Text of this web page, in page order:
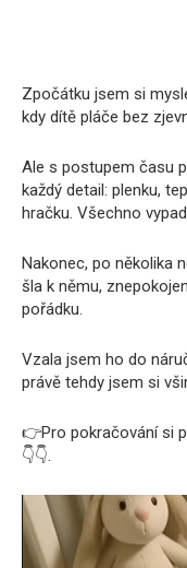
Zpočátku jsem si
kdy dítě pláče bez
Ale s postupem času
každý detail: plenku,
hračku. Všechno
Nakonec, po několika
šla k němu,
pořádku.
Vzala jsem ho do
právě tehdy jsem si
👉Pro pokračování si
👇👇.